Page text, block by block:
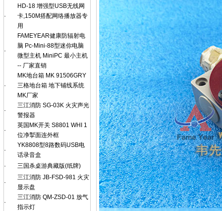
·
HD-18 增强型USB无线网
卡,150M搭配网络播放器专
用
·
FAMEYEAR健康防辐射电
脑 Pc-Mini-88型迷你电脑
微型主机 MiniPC 最小主机
-- 厂家直销
·
MK地台箱 MK 91506GRY
三格地台箱 地下铺线系统
MK厂家
·
三江消防 SG-03K 火灾声光
警报器
·
英国MK开关 S8801 WHI 1
位净掣面连外框
·
YK8808型8路数码USB电
话录音盒
·
三国杀桌游典藏版(纸牌)
·
三江消防 JB-FSD-981 火灾
显示盘
·
三江消防 QM-ZSD-01 放气
指示灯